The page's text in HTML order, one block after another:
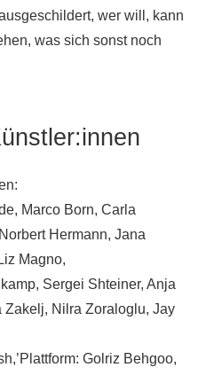
wer will, kann
was sich sonst noch
Marco Born, Carla
Hermann, Jana
Magno,
Sergei Shteiner, Anja
Zakelj, Nilra Zoraloglu, Jay
Golriz Behgoo,